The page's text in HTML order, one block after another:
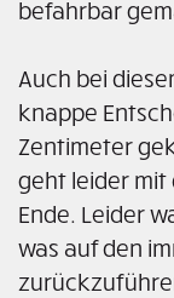
befahrbar
Auch bei
knappe
Zentimeter
geht leider mit
Ende. Leider
was auf den